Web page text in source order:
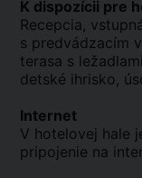
K dispozícii pre
Recepcia,
s predvádzacím
terasa s
detské ihrisko,
Internet
V hotelovej hale
pripojenie na